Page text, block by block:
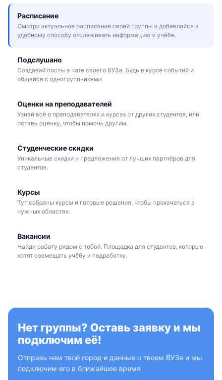
Расписание
Смотри актуальное расписание своей группы и добавляйся к
удобному способу отслеживать информацию о учёбе.
Подслушано
Создавай посты в чате своего ВУЗа. Будь в курсе событий и
общайся с одногруппниками.
Оценки на преподавателей
Узнай всё о преподавателях и курсах от других студентов, или
оставь оценку, чтобы помочь другим.
Студенческие скидки
Уникальные скидки и предложения от лучших партнёров для
студентов.
Курсы
Тут собраны курсы и готовые решения, чтобы прокачаться в
нужных областях.
Вакансии
Найди работу рядом с тобой. Площадка для студентов, которые
хотят совмещать учёбу и подработку.
Нет группы? Оставь заявку и мы
подключим её!
Отправь нам твой город и данные о твоем ВУЗе и мы
подключим его в ближайшее время